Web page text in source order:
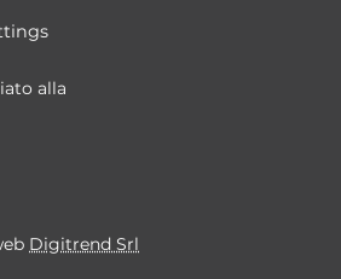
alla
Digitrend Srl